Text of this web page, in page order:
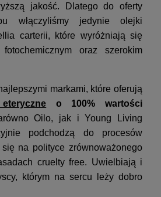
jakość. Dlatego do oferty
włączyliśmy jedynie olejki
carterii, które wyróżniają się
fotochemicznym oraz szerokim
markami, które oferują
o 100% wartości
Oilo, jak i Young Living
podchodzą do procesów
na polityce zrównoważonego
cruelty free. Uwielbiają i
którym na sercu leży dobro